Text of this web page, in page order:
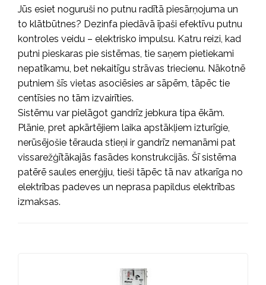
Jūs esiet noguruši no putnu radītā piesārņojuma un
to klātbūtnes? Dezinfa piedāvā īpaši efektīvu putnu
kontroles veidu – elektrisko impulsu. Katru reizi, kad
putni pieskaras pie sistēmas, tie saņem pietiekami
nepatīkamu, bet nekaitīgu strāvas triecienu. Nākotnē
putniem šīs vietas asociēsies ar sāpēm, tāpēc tie
centīsies no tām izvairīties.
Sistēmu var pielāgot gandrīz jebkura tipa ēkām.
Plānie, pret apkārtējiem laika apstākļiem izturīgie,
nerūsējošie tērauda stieņi ir gandrīz nemanāmi pat
vissarežģītākajās fasādes konstrukcijās. Šī sistēma
patērē saules enerģiju, tieši tāpēc tā nav atkarīga no
elektrības padeves un neprasa papildus elektrības
izmaksas.